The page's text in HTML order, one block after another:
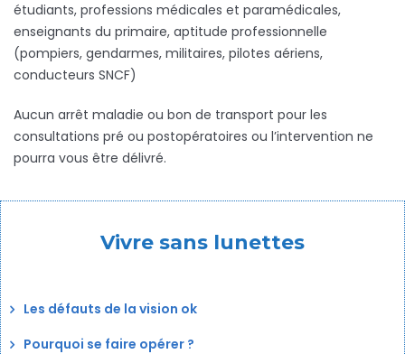
étudiants, professions médicales et paramédicales,
enseignants du primaire, aptitude professionnelle
(pompiers, gendarmes, militaires, pilotes aériens,
conducteurs SNCF)
Aucun arrêt maladie ou bon de transport pour les
consultations pré ou postopératoires ou l’intervention ne
pourra vous être délivré.
Vivre sans lunettes
Les défauts de la vision ok
Pourquoi se faire opérer ?